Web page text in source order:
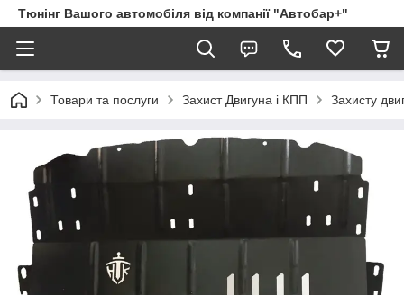
Тюнінг Вашого автомобіля від компанії "Автобар+"
Товари та послуги Захист Двигуна і КПП Захисту